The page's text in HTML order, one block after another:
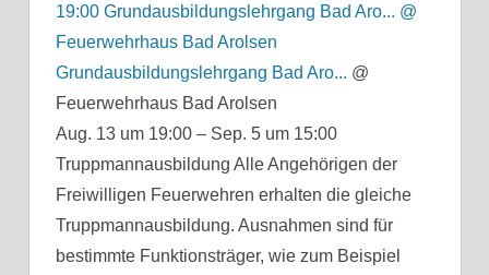
19:00 Grundausbildungslehrgang Bad Aro... @
Feuerwehrhaus Bad Arolsen
Grundausbildungslehrgang Bad Aro... @
Feuerwehrhaus Bad Arolsen
Aug. 13 um 19:00 – Sep. 5 um 15:00
Truppmannausbildung Alle Angehörigen der
Freiwilligen Feuerwehren erhalten die gleiche
Truppmannausbildung. Ausnahmen sind für
bestimmte Funktionsträger, wie zum Beispiel